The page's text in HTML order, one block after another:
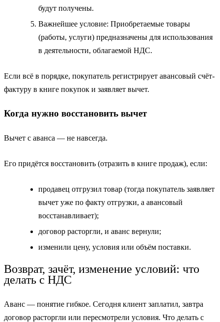
будут получены.
Важнейшее условие: Приобретаемые товары
(работы, услуги) предназначены для использования
в деятельности, облагаемой НДС.
Если всё в порядке, покупатель регистрирует авансовый счёт-
фактуру в книге покупок и заявляет вычет.
Когда нужно восстановить вычет
Вычет с аванса — не навсегда.
Его придётся восстановить (отразить в книге продаж), если:
продавец отгрузил товар (тогда покупатель заявляет
вычет уже по факту отгрузки, а авансовый
восстанавливает);
договор расторгли, и аванс вернули;
изменили цену, условия или объём поставки.
Возврат, зачёт, изменение условий: что
делать с НДС
Аванс — понятие гибкое. Сегодня клиент заплатил, завтра
договор расторгли или пересмотрели условия. Что делать с